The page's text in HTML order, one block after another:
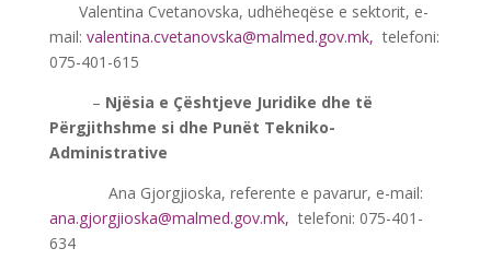
Valentina Cvetanovska, udhëheqëse e sektorit, e-
mail: valentina.cvetanovska@malmed.gov.mk, telefoni:
075-401-615
– Njësia e Çështjeve Juridike dhe të
Përgjithshme si dhe Punët Tekniko-
Administrative
Ana Gjorgjioska, referente e pavarur, e-mail:
ana.gjorgjioska@malmed.gov.mk, telefoni: 075-401-
634